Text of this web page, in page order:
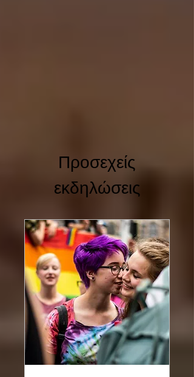
Προσεχείς
εκδηλώσεις